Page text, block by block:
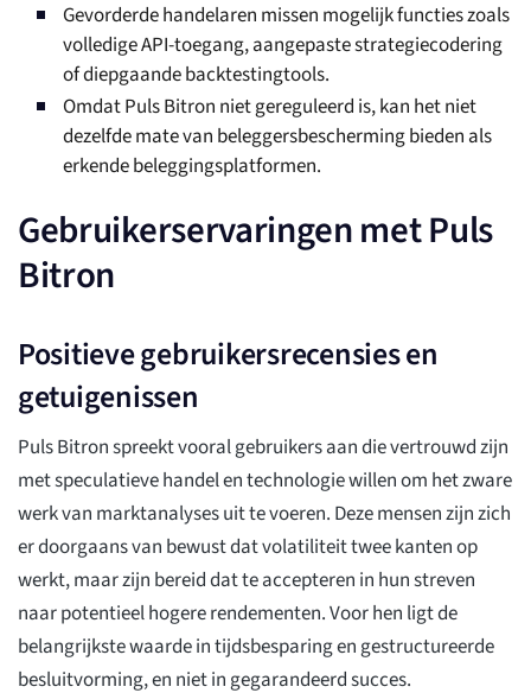
Gevorderde handelaren missen mogelijk functies zoals
volledige API-toegang, aangepaste strategiecodering
of diepgaande backtestingtools.
Omdat Puls Bitron niet gereguleerd is, kan het niet
dezelfde mate van beleggersbescherming bieden als
erkende beleggingsplatformen.
Gebruikerservaringen met Puls
Bitron
Positieve gebruikersrecensies en
getuigenissen
Puls Bitron spreekt vooral gebruikers aan die vertrouwd zijn
met speculatieve handel en technologie willen om het zware
werk van marktanalyses uit te voeren. Deze mensen zijn zich
er doorgaans van bewust dat volatiliteit twee kanten op
werkt, maar zijn bereid dat te accepteren in hun streven
naar potentieel hogere rendementen. Voor hen ligt de
belangrijkste waarde in tijdsbesparing en gestructureerde
besluitvorming, en niet in gegarandeerd succes.